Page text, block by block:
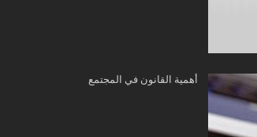
أهمية القانون في المجتمع